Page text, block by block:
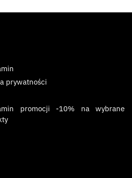
prywatności
promocji -10% na wybrane